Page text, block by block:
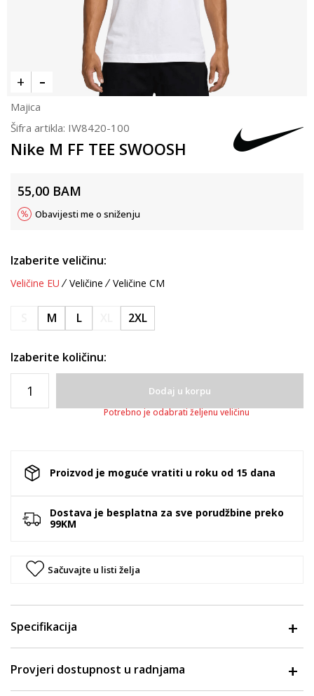
Majica
Šifra artikla: IW8420-100
Nike M FF TEE SWOOSH
55,00 BAM
Obavijesti me o sniženju
Izaberite veličinu:
Veličine EU Veličine Veličine CM
M L 2XL
Izaberite količinu:
Dodaj u korpu
Potrebno je odabrati željenu veličinu
Proizvod je moguće vratiti u roku od 15 dana
Dostava je besplatna za sve porudžbine preko
99KM
Sačuvajte u listi želja
Specifikacija
Provjeri dostupnost u radnjama